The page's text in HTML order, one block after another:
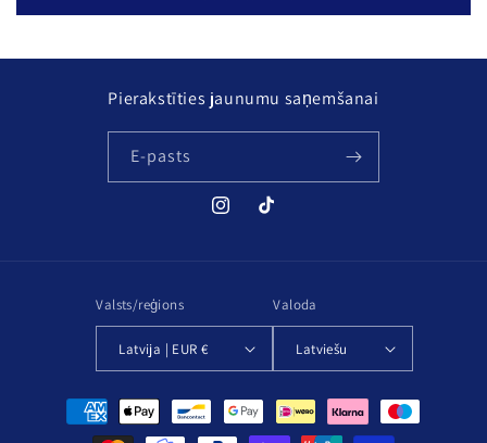
Pierakstīties jaunumu saņemšanai
E-pasts
InstagramTikTok
Valsts/reģions
Latvija | EUR €
Valoda
Latviešu
Maksājuma
metodes